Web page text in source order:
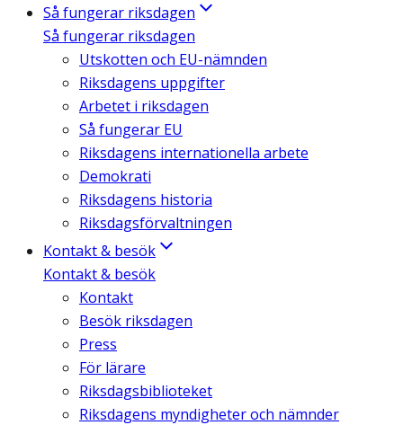
Så fungerar riksdagen
Så fungerar riksdagen
Utskotten och EU-nämnden
Riksdagens uppgifter
Arbetet i riksdagen
Så fungerar EU
Riksdagens internationella arbete
Demokrati
Riksdagens historia
Riksdagsförvaltningen
Kontakt & besök
Kontakt & besök
Kontakt
Besök riksdagen
Press
För lärare
Riksdagsbiblioteket
Riksdagens myndigheter och nämnder